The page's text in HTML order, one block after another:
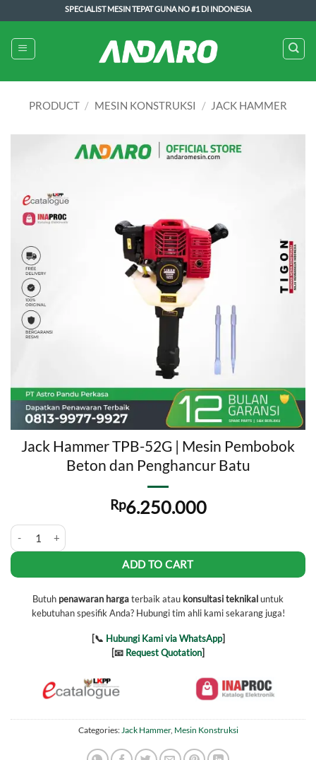
to
content
SPECIALIST MESIN TEPAT GUNA NO #1 DI INDONESIA
PRODUCT / MESIN KONSTRUKSI / JACK HAMMER
Jack Hammer TPB-52G | Mesin Pembobok
Beton dan Penghancur Batu
Rp6.250.000
Jack Hammer TPB-52G | Mesin Pembobok Beton dan Penghancur
ADD TO CART
Butuh penawaran hargaterbaik atau konsultasi teknikaluntuk
kebutuhan spesifik Anda? Hubungi tim ahli kami sekarang juga!
[📞 Hubungi Kami via WhatsApp]
[📧 Request Quotation]
Categories:Jack Hammer, Mesin Konstruksi